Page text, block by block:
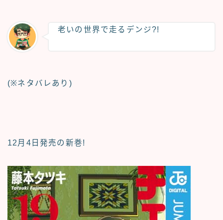
老いの世界で走るデンジ?!
(※ネタバレあり)
12月4日発売の新巻!